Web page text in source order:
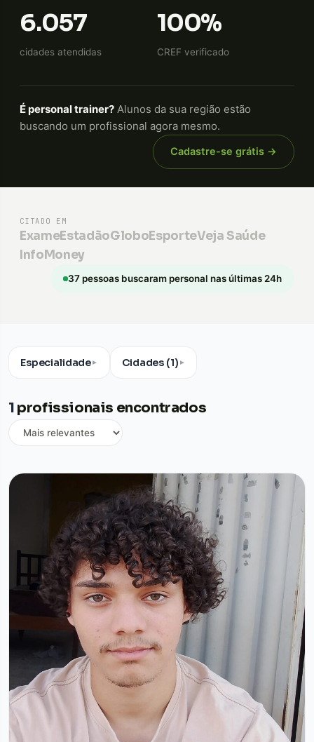
6.057
cidades atendidas
100%
CREF verificado
É personal trainer? Alunos da sua região estão
buscando um profissional agora mesmo.
Cadastre-se grátis →
CITADO EM
ExameEstadãoGloboEsporteVeja Saúde
InfoMoney
37 pessoas buscaram personal nas últimas 24h
Especialidade▼ Cidades (1)▼
1 profissionais encontrados